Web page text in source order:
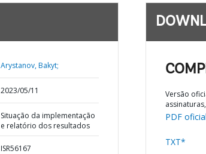
Arystanov, Bakyt;
2023/05/11
Situação da implementação
e relatório dos resultados
ISR56167
Versão
PDF oficial
TXT*